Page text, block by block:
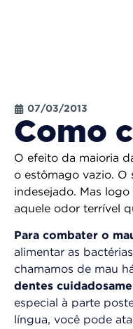
07/03/2013
Como
O efeito da maioria
o estômago vazio. O
indesejado. Mas
aquele odor terrível
Para combater o
alimentar as
chamamos de mau
dentes
especial à parte
língua, você pode